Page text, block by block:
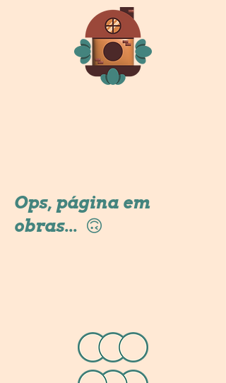
Ops, página em
obras... 🙃